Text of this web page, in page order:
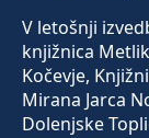
V letošnji
knjižnica
Kočevje,
Mirana Jarca
Dolenjske